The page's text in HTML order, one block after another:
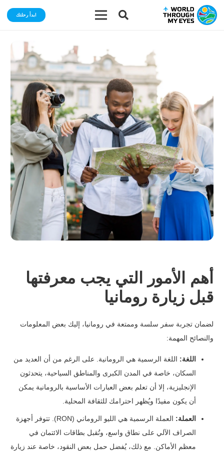
ابدأ رحلتك
أهم الأمور التي يجب معرفتها
قبل زيارة رومانيا
لضمان تجربة سفر سلسة وممتعة في رومانيا، إليك بعض المعلومات
والنصائح المهمة:
اللغة: اللغة الرسمية هي الرومانية. على الرغم من أن العديد من
السكان، خاصة في المدن الكبرى والمناطق السياحية، يتحدثون
الإنجليزية، إلا أن تعلم بعض العبارات الأساسية بالرومانية يمكن
أن يكون مفيدًا ويُظهر احترامك للثقافة المحلية.
العملة:
العملة الرسمية هي الليو الروماني (RON). تتوفر أجهزة
الصراف الآلي على نطاق واسع، وتُقبل بطاقات الائتمان في
معظم الأماكن. مع ذلك، يُفضل حمل بعض النقود، خاصة عند زيارة